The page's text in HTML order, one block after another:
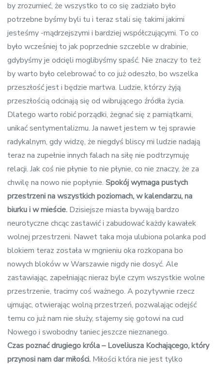
by zrozumieć, że wszystko to co się zadziało było
potrzebne byśmy byli tu i teraz stali się takimi jakimi
jesteśmy -mądrzejszymi i bardziej współczującymi. To co
było wcześniej to jak poprzednie szczeble w drabinie,
gdybyśmy je odcięli moglibyśmy spaść. Nie znaczy to też
by warto było celebrować to co już odeszło, bo wszelka
przeszłość jest i będzie martwa. Ludzie, którzy żyją
przeszłością odcinają się od wibrującego źródła życia.
Dlatego warto robić porządki, żegnać się z pamiątkami,
unikać sentymentalizmu. Ja nawet jestem w tej sprawie
radykalnym, gdy widzę, że niegdyś bliscy mi ludzie nadają
teraz na zupełnie innych falach na siłę nie podtrzymuję
relacji. Jak coś nie płynie to nie płynie, co nie znaczy, że za
chwilę na nowo nie popłynie. Spokój wymaga pustych
przestrzeni na wszystkich poziomach, w kalendarzu, na
biurku i w mieście. Dzisiejsze miasta bywają bardzo
neurotyczne chcąc zastawić i zabudować każdy kawałek
wolnej przestrzeni. Nawet taka moja ulubiona polanka pod
blokiem teraz została w mgnieniu oka rozkopana bo
nowych bloków w Warszawie nigdy nie dosyć. Ale
zastawiając, zapełniając nieraz byle czym wszystkie wolne
przestrzenie, tracimy coś ważnego. A pozytywnie rzecz
ujmując, otwierając wolną przestrzeń, pozwalając odejść
temu co już nam nie służy, stajemy się gotowi na cud
Nowego i swobodny taniec jeszcze nieznanego.
Czas poznać drugiego króla – Loveliusza Kochającego, który
przynosi nam dar miłości. Miłości która nie jest tylko